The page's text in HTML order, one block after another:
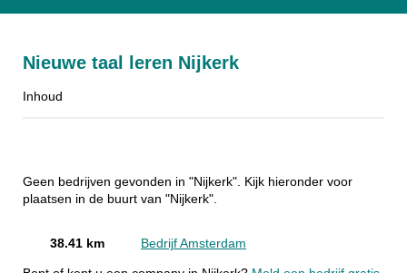
Nieuwe taal leren Nijkerk
Inhoud
Geen bedrijven gevonden in "Nijkerk". Kijk hieronder voor
plaatsen in de buurt van "Nijkerk".
38.41 km Bedrijf Amsterdam